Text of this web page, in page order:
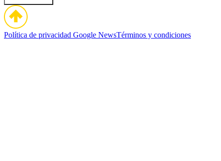
Política de privacidad Google NewsTérminos y condiciones